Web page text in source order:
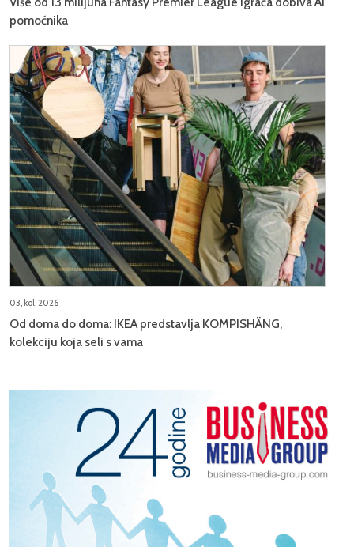
pomoćnika
03, kol, 2026
Od doma do doma: IKEA predstavlja KOMPISHÄNG,
kolekciju koja seli s vama